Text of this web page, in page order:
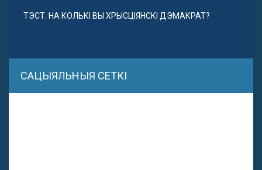
ТЭСТ. НА КОЛЬКІ ВЫ ХРЫСЦІЯНСКІ ДЭМАКРАТ?
САЦЫЯЛЬНЫЯ СЕТКІ